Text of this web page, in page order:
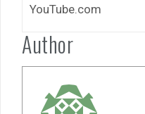
YouTube.com
Author